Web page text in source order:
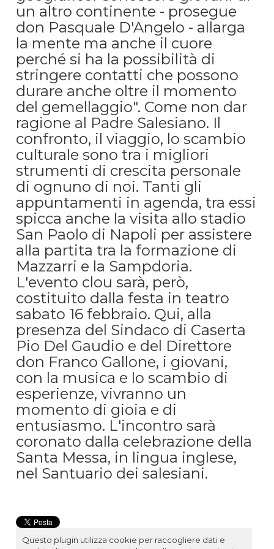
un altro continente - prosegue
don Pasquale D'Angelo - allarga
la mente ma anche il cuore
perché si ha la possibilità di
stringere contatti che possono
durare anche oltre il momento
del gemellaggio". Come non dar
ragione al Padre Salesiano. Il
confronto, il viaggio, lo scambio
culturale sono tra i migliori
strumenti di crescita personale
di ognuno di noi. Tanti gli
appuntamenti in agenda, tra essi
spicca anche la visita allo stadio
San Paolo di Napoli per assistere
alla partita tra la formazione di
Mazzarri e la Sampdoria.
L'evento clou sarà, però,
costituito dalla festa in teatro
sabato 16 febbraio. Qui, alla
presenza del Sindaco di Caserta
Pio Del Gaudio e del Direttore
don Franco Gallone, i giovani,
con la musica e lo scambio di
esperienze, vivranno un
momento di gioia e di
entusiasmo. L'incontro sarà
coronato dalla celebrazione della
Santa Messa, in lingua inglese,
nel Santuario dei salesiani.
Questo plugin utilizza cookie per raccogliere dati e